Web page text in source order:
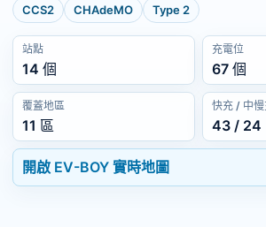
CCS2 CHAdeMO Type 2
站點
14 個
充電位
67 個
覆蓋地區
11 區
快充 / 中
43 / 24
開啟 EV-BOY 實時地圖